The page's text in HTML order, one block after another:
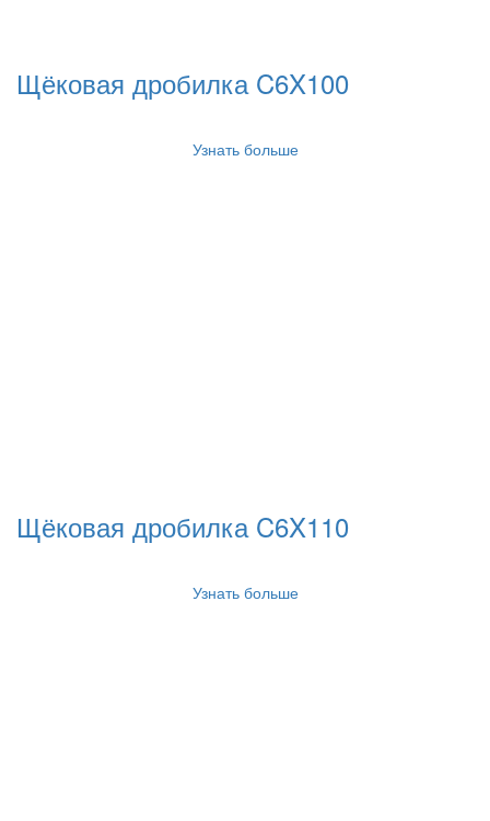
Щёковая дробилка C6X100
Узнать больше
Щёковая дробилка C6X110
Узнать больше